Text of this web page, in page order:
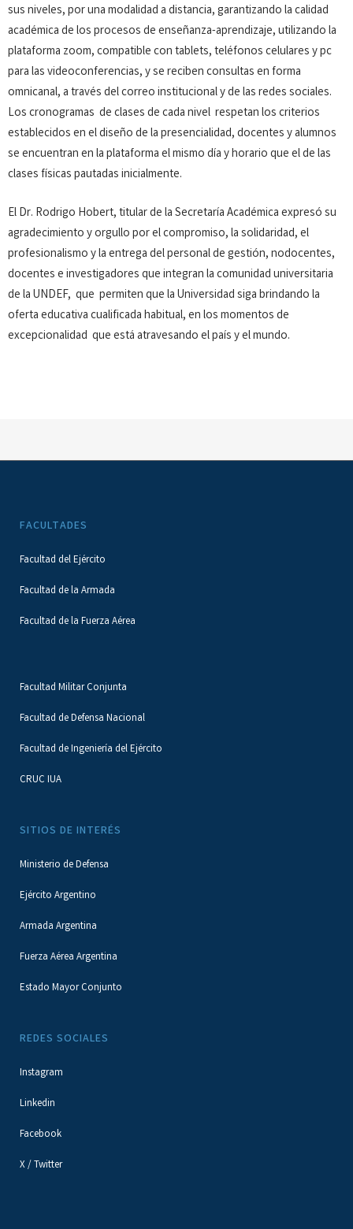
sus niveles, por una modalidad a distancia, garantizando la calidad
académica de los procesos de enseñanza-aprendizaje, utilizando la
plataforma zoom, compatible con tablets, teléfonos celulares y pc
para las videoconferencias, y se reciben consultas en forma
omnicanal, a través del correo institucional y de las redes sociales.
Los cronogramas de clases de cada nivel respetan los criterios
establecidos en el diseño de la presencialidad, docentes y alumnos
se encuentran en la plataforma el mismo día y horario que el de las
clases físicas pautadas inicialmente.
El Dr. Rodrigo Hobert, titular de la Secretaría Académica expresó su
agradecimiento y orgullo por el compromiso, la solidaridad, el
profesionalismo y la entrega del personal de gestión, nodocentes,
docentes e investigadores que integran la comunidad universitaria
de la UNDEF, que permiten que la Universidad siga brindando la
oferta educativa cualificada habitual, en los momentos de
excepcionalidad que está atravesando el país y el mundo.
FACULTADES
Facultad del Ejército
Facultad de la Armada
Facultad de la Fuerza Aérea
Facultad Militar Conjunta
Facultad de Defensa Nacional
Facultad de Ingeniería del Ejército
CRUC IUA
SITIOS DE INTERÉS
Ministerio de Defensa
Ejército Argentino
Armada Argentina
Fuerza Aérea Argentina
Estado Mayor Conjunto
REDES SOCIALES
Instagram
Linkedin
Facebook
X / Twitter